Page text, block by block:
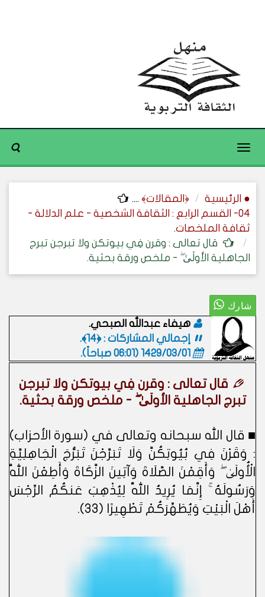
Toggle
● الرئيسية ﴿المقالات﴾ ....
04- القسم الرابع : الثقافة الشخصية - علم الدلالة -
ثقافة الملخصات.
قال تعالى : وقرن فِي بيوتكن ولا تبرجن تبرج
الجاهلية الأولَىٰ ۖ - ملخص ورقة بحثية.
هيفاء عبدالله الصبحي.
إجمالي المشاركات : ﴿14﴾.
1429/03/01 (06:01 صباحاً)
.
قال تعالى : وقرن فِي بيوتكن ولا تبرجن
تبرج الجاهلية الأولَىٰ ۖ - ملخص ورقة بحثية.
■ قال الله سبحانه وتعالى في (سورة الأحزاب)
: وَقَرْنَ فِي بُيُوتِكُنَّ وَلَا تَبَرَّجْنَ تَبَرُّجَ الْجَاهِلِيَّةِ
الْأُولَىٰ ۖ وَأَقِمْنَ الصَّلَاةَ وَآتِينَ الزَّكَاةَ وَأَطِعْنَ اللَّهَ
وَرَسُولَهُ ۚ إِنَّمَا يُرِيدُ اللَّهُ لِيُذْهِبَ عَنكُمُ الرِّجْسَ
أَهْلَ الْبَيْتِ وَيُطَهِّرَكُمْ تَطْهِيرًا (33).